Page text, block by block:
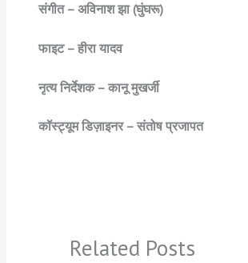
संगीत – अविनाश झा (घुंघरू)
फाइट – हीरा यादव
नृत्य निर्देशक – कानू मुखर्जी
कॉस्ट्यूम डिज़ाइनर – संतोष प्रजापत
Related Posts